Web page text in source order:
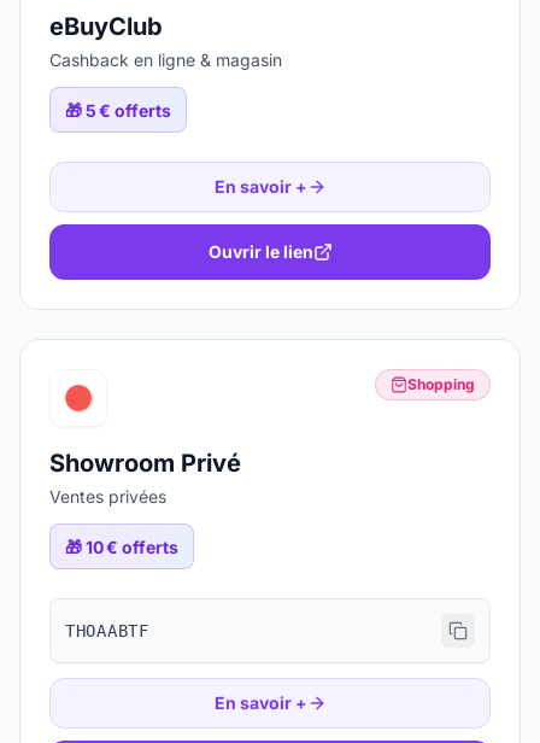
eBuyClub
Cashback en ligne & magasin
🎁5 € offerts
En savoir +
Ouvrir le lien
Shopping
Showroom Privé
Ventes privées
🎁10 € offerts
THOAABTF
En savoir +